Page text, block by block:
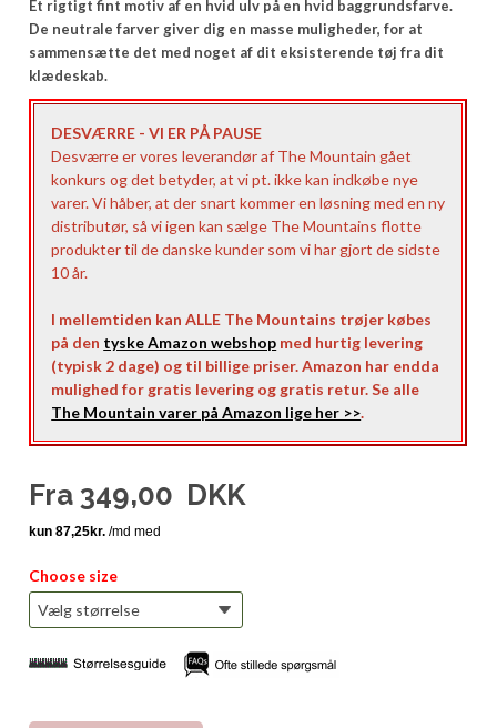
Et rigtigt fint motiv af en hvid ulv på en hvid baggrundsfarve.
De neutrale farver giver dig en masse muligheder, for at
sammensætte det med noget af dit eksisterende tøj fra dit
klædeskab.
DESVÆRRE - VI ER PÅ PAUSE
Desværre er vores leverandør af The Mountain gået
konkurs og det betyder, at vi pt. ikke kan indkøbe nye
varer. Vi håber, at der snart kommer en løsning med en ny
distributør, så vi igen kan sælge The Mountains flotte
produkter til de danske kunder som vi har gjort de sidste
10 år.
I mellemtiden kan ALLE The Mountains trøjer købes
på den tyske Amazon webshop med hurtig levering
(typisk 2 dage) og til billige priser. Amazon har endda
mulighed for gratis levering og gratis retur. Se alle
The Mountain varer på Amazon lige her >>.
Fra 349,00 DKK
Choose size